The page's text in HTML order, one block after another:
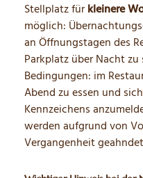
Stellplatz für kleinere
möglich:
an Öffnungstagen des
Parkplatz über Nacht
Bedingungen: im
Abend zu essen und
Kennzeichens
werden aufgrund von
Vergangenheit